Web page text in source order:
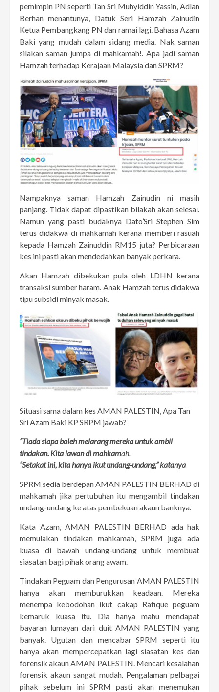
pemimpin PN seperti Tan Sri Muhyiddin Yassin, Adlan
Berhan menantunya, Datuk Seri Hamzah Zainudin
Ketua Pembangkang PN dan ramai lagi. Bahasa Azam
Baki yang mudah dalam sidang media. Nak saman
silakan saman jumpa di mahkamah!. Apa jadi saman
Hamzah terhadap Kerajaan Malaysia dan SPRM?
Nampaknya saman Hamzah Zainudin ni masih
panjang. Tidak dapat dipastikan bilakah akan selesai.
Namun yang pasti budaknya Dato’Sri Stephen Sim
terus didakwa di mahkamah kerana memberi rasuah
kepada Hamzah Zainuddin RM15 juta? Perbicaraan
kes ini pasti akan mendedahkan banyak perkara.
Akan Hamzah dibekukan pula oleh LDHN kerana
transaksi sumber haram. Anak Hamzah terus didakwa
tipu subsidi minyak masak.
Situasi sama dalam kes AMAN PALESTIN, Apa Tan
Sri Azam Baki KP SRPM jawab?
“Tiada siapa boleh melarang mereka untuk ambil
tindakan. Kita lawan di mahkamah.
“Setakat ini, kita hanya ikut undang-undang,” katanya
SPRM sedia berdepan AMAN PALESTIN BERHAD di
mahkamah jika pertubuhan itu mengambil tindakan
undang-undang ke atas pembekuan akaun banknya.
Kata Azam, AMAN PALESTIN BERHAD ada hak
memulakan tindakan mahkamah, SPRM juga ada
kuasa di bawah undang-undang untuk membuat
siasatan bagi pihak orang awam.
Tindakan Peguam dan Pengurusan AMAN PALESTIN
hanya akan memburukkan keadaan. Mereka
menempa kebodohan ikut cakap Rafique peguam
kemaruk kuasa itu. Dia hanya mahu mendapat
bayaran lumayan dari duit AMAN PALESTIN yang
banyak. Ugutan dan mencabar SPRM seperti itu
hanya akan mempercepatkan lagi siasatan kes dan
forensik akaun AMAN PALESTIN. Mencari kesalahan
forensik akaun sangat mudah. Pengalaman pelbagai
pihak sebelum ini SPRM pasti akan menemukan